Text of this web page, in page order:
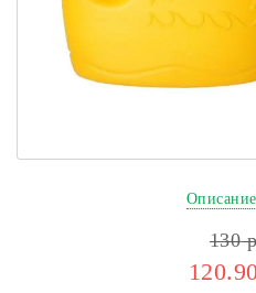
130